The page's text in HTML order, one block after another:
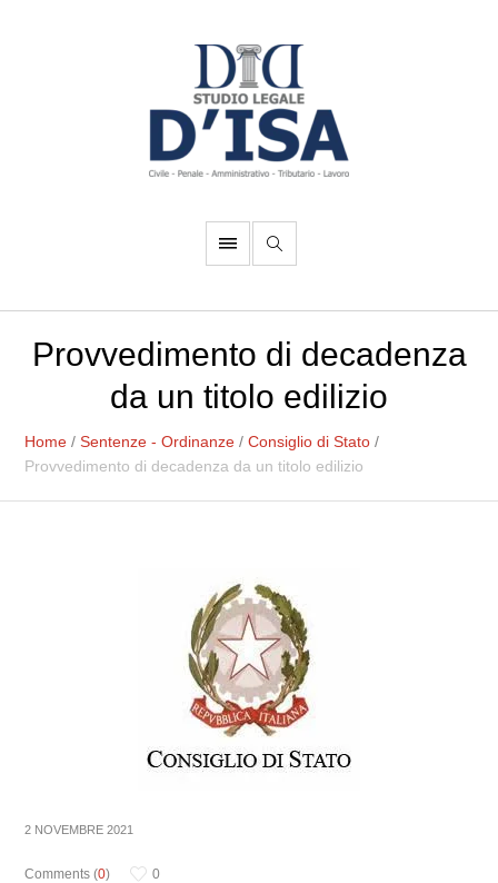
Provvedimento di decadenza
da un titolo edilizio
Home /Sentenze - Ordinanze /Consiglio di Stato /
Provvedimento di decadenza da un titolo edilizio
2 NOVEMBRE 2021
Comments (0)
0